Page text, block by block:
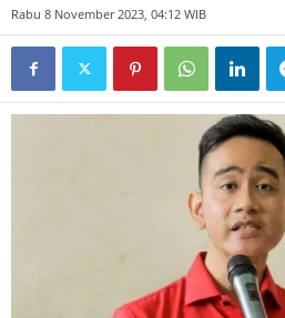
Rabu 8 November 2023, 04:12 WIB